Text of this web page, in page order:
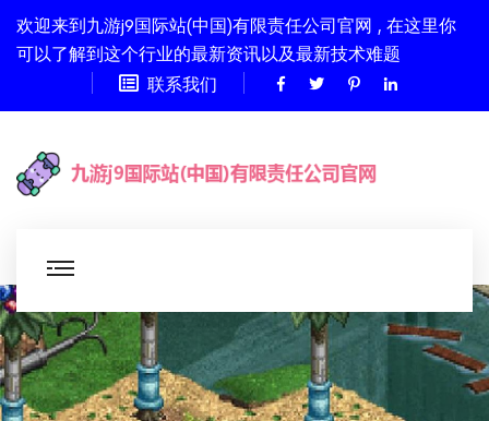
欢迎来到九游j9国际站(中国)有限责任公司官网 , 在这里你
可以了解到这个行业的最新资讯以及最新技术难题
联系我们